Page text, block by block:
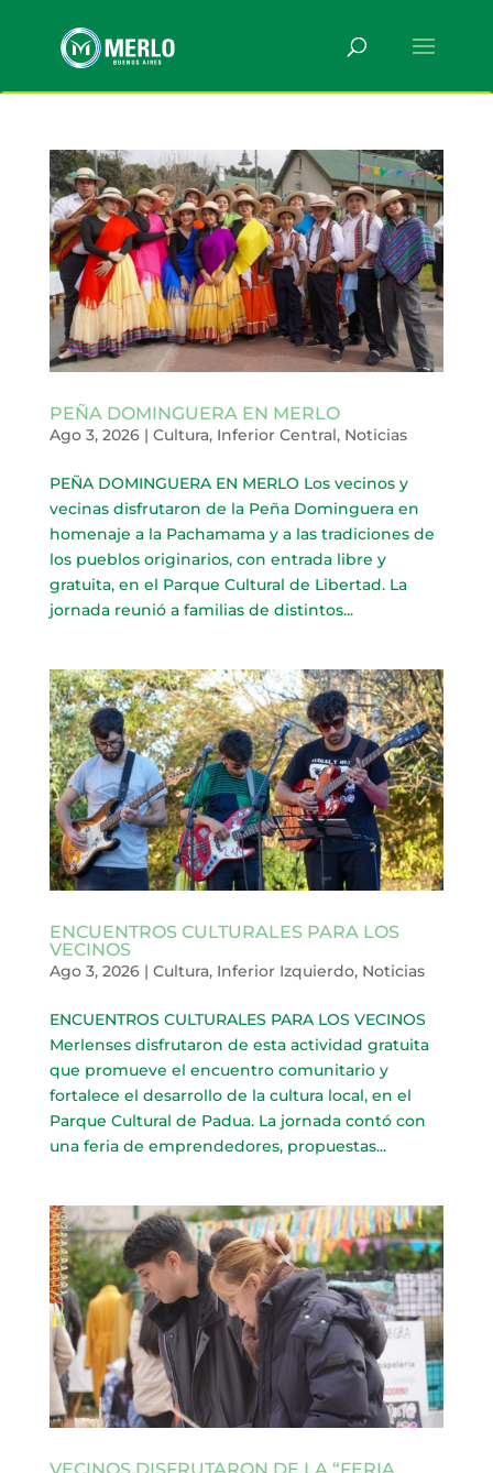
PEÑA DOMINGUERA EN MERLO
Ago 3, 2026| Cultura, Inferior Central, Noticias
PEÑA DOMINGUERA EN MERLO Los vecinos y
vecinas disfrutaron de la Peña Dominguera en
homenaje a la Pachamama y a las tradiciones de
los pueblos originarios, con entrada libre y
gratuita, en el Parque Cultural de Libertad. La
jornada reunió a familias de distintos...
ENCUENTROS CULTURALES PARA LOS
VECINOS
Ago 3, 2026| Cultura, Inferior Izquierdo, Noticias
ENCUENTROS CULTURALES PARA LOS VECINOS
Merlenses disfrutaron de esta actividad gratuita
que promueve el encuentro comunitario y
fortalece el desarrollo de la cultura local, en el
Parque Cultural de Padua. La jornada contó con
una feria de emprendedores, propuestas...